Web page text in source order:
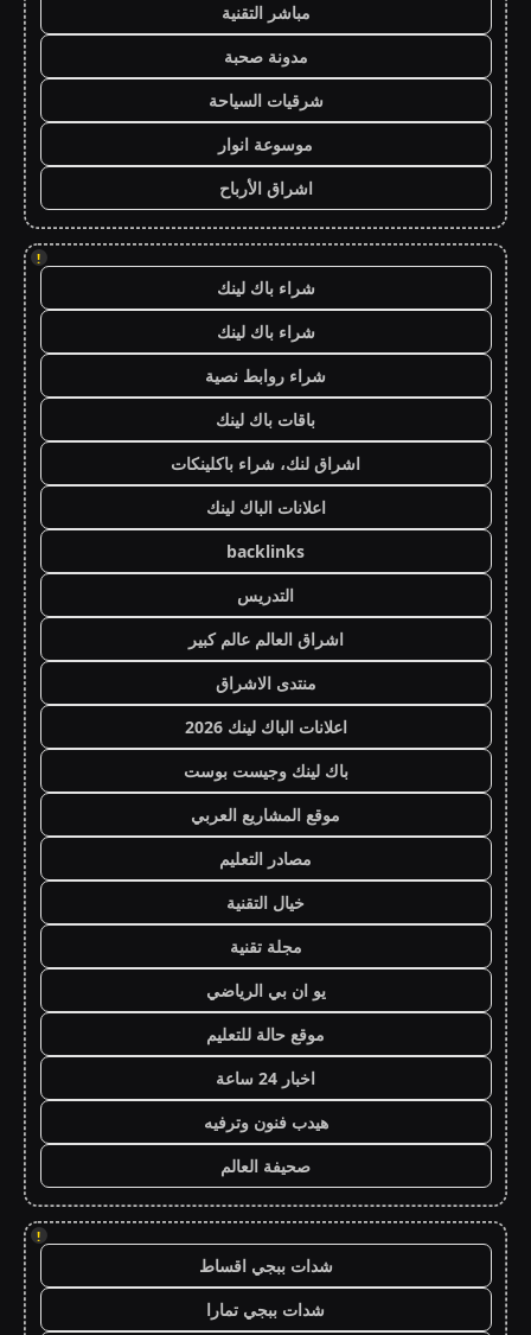
مباشر التقنية
مدونة صحبة
شرقيات السياحة
موسوعة انوار
اشراق الأرباح
!
شراء باك لينك
شراء باك لينك
شراء روابط نصية
باقات باك لينك
اشراق لنك، شراء باكلينكات
اعلانات الباك لينك
backlinks
التدريس
اشراق العالم عالم كبير
منتدى الاشراق
اعلانات الباك لينك 2026
باك لينك وجيست بوست
موقع المشاريع العربي
مصادر التعليم
خيال التقنية
مجلة تقنية
يو ان بي الرياضي
موقع حالة للتعليم
اخبار 24 ساعة
هيدب فنون وترفيه
صحيفة العالم
!
شدات ببجي اقساط
شدات ببجي تمارا